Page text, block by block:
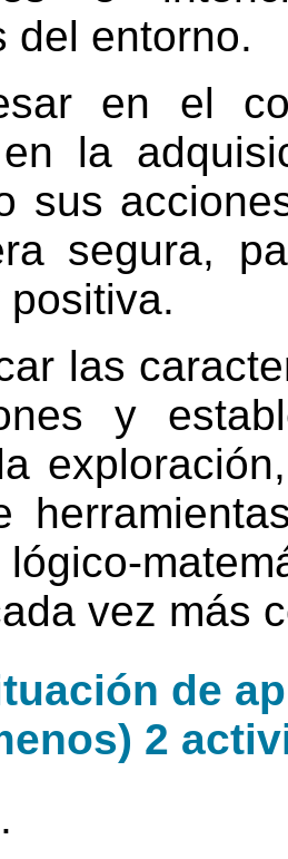
del entorno.
en el
la
sus
segura,
las
y
vez más
de
2